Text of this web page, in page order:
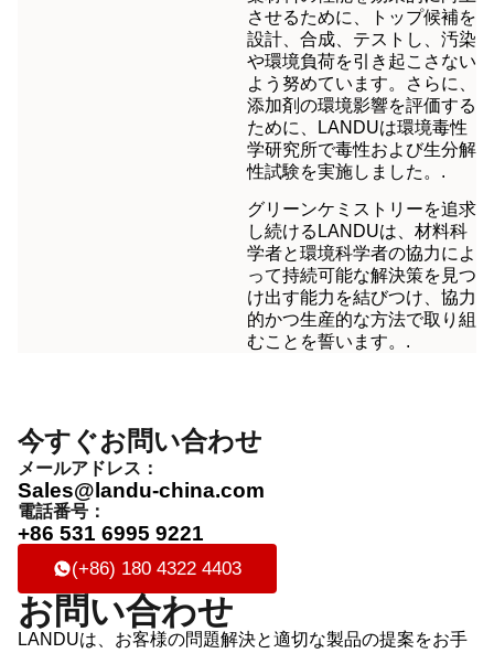
させるために、トップ候補を
設計、合成、テストし、汚染
や環境負荷を引き起こさない
よう努めています。さらに、
添加剤の環境影響を評価する
ために、LANDUは環境毒性
学研究所で毒性および生分解
性試験を実施しました。.
グリーンケミストリーを追求
し続けるLANDUは、材料科
学者と環境科学者の協力によ
って持続可能な解決策を見つ
け出す能力を結びつけ、協力
的かつ生産的な方法で取り組
むことを誓います。.
今すぐお問い合わせ
メールアドレス：
Sales@landu-china.com
電話番号：
+86 531 6995 9221
(+86) 180 4322 4403
お問い合わせ
LANDUは、お客様の問題解決と適切な製品の提案をお手